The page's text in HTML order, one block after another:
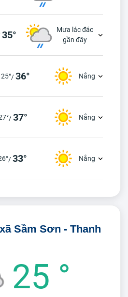
35°
Mưa lác đác
gần đây
25°/36° Nắng
/37° Nắng
/33° Nắng
Sầm Sơn - Thanh
25 °